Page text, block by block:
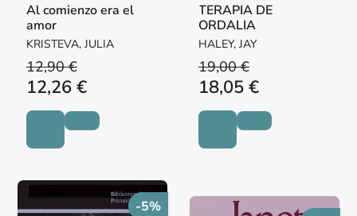
Al comienzo era el
amor
KRISTEVA, JULIA
12,90 €
12,26 €
TERAPIA DE
ORDALIA
HALEY, JAY
19,00 €
18,05 €
-5%